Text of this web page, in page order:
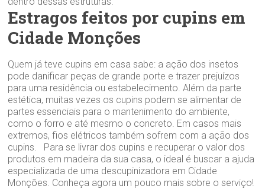
Estragos feitos por cupins em
Cidade Monções
Quem já teve cupins em casa sabe: a ação dos insetos
pode danificar peças de grande porte e trazer prejuízos
para uma residência ou estabelecimento. Além da parte
estética, muitas vezes os cupins podem se alimentar de
partes essenciais para o mantenimento do ambiente,
como o forro e até mesmo o concreto. Em casos mais
extremos, fios elétricos também sofrem com a ação dos
cupins. Para se livrar dos cupins e recuperar o valor dos
produtos em madeira da sua casa, o ideal é buscar a ajuda
especializada de uma descupinizadora em Cidade
Monções. Conheça agora um pouco mais sobre o serviço!